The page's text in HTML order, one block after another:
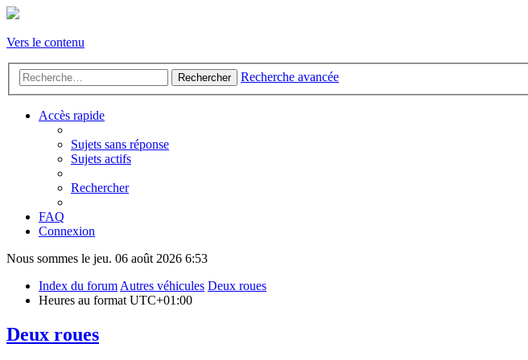
Vers le contenu
Rechercher Recherche avancée
Accès rapide
Sujets sans réponse
Sujets actifs
Rechercher
FAQ
Connexion
Nous sommes le jeu. 06 août 2026 6:53
Index du forum Autres véhicules Deux roues
Heures au format UTC+01:00
Deux roues